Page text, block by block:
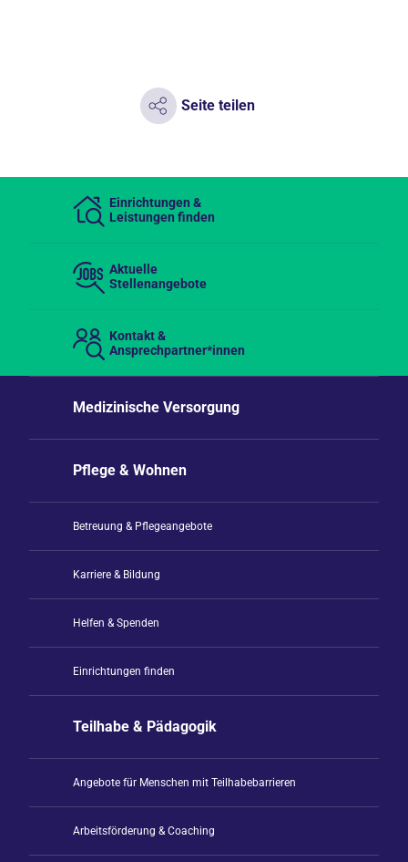
Seite teilen
Einrichtungen &
Leistungen finden
Aktuelle
Stellenangebote
Kontakt &
Ansprechpartner*innen
Medizinische Versorgung
Pflege & Wohnen
Betreuung & Pflegeangebote
Karriere & Bildung
Helfen & Spenden
Einrichtungen finden
Teilhabe & Pädagogik
Angebote für Menschen mit Teilhabebarrieren
Arbeitsförderung & Coaching